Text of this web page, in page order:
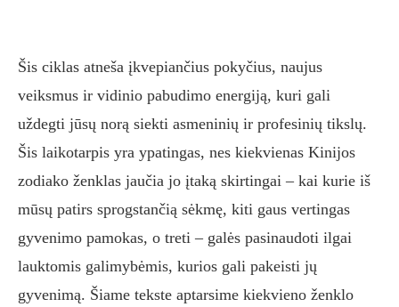
Šis ciklas atneša įkvepiančius pokyčius, naujus
veiksmus ir vidinio pabudimo energiją, kuri gali
uždegti jūsų norą siekti asmeninių ir profesinių tikslų.
Šis laikotarpis yra ypatingas, nes kiekvienas Kinijos
zodiako ženklas jaučia jo įtaką skirtingai – kai kurie iš
mūsų patirs sprogstančią sėkmę, kiti gaus vertingas
gyvenimo pamokas, o treti – galės pasinaudoti ilgai
lauktomis galimybėmis, kurios gali pakeisti jų
gyvenimą. Šiame tekste aptarsime kiekvieno ženklo